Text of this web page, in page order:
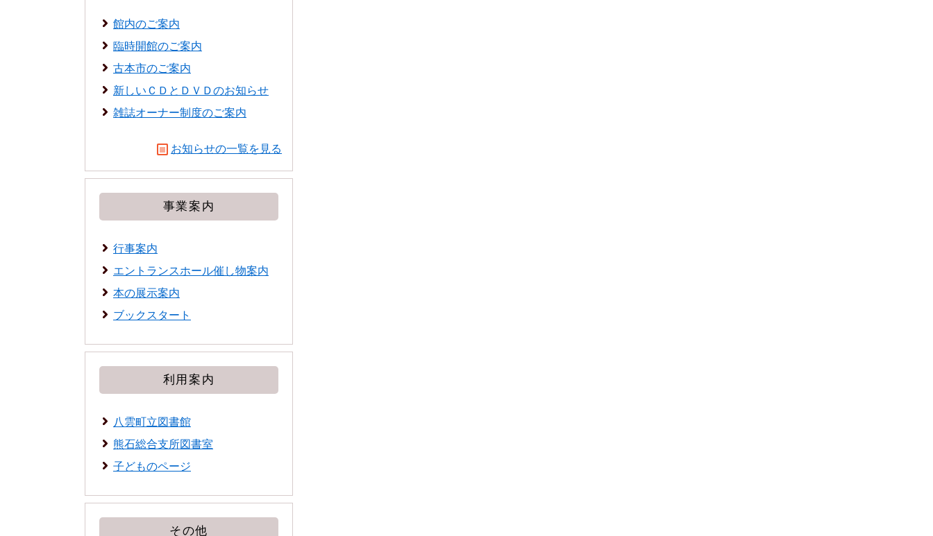
館内のご案内
臨時開館のご案内
古本市のご案内
新しいＣＤとＤＶＤのお知らせ
雑誌オーナー制度のご案内
お知らせの一覧を見る
事業案内
行事案内
エントランスホール催し物案内
本の展示案内
ブックスタート
利用案内
八雲町立図書館
熊石総合支所図書室
子どものページ
その他